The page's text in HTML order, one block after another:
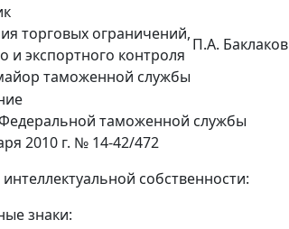
торговых ограничений,
и экспортного контроля
таможенной службы
П.А. Баклаков
таможенной службы
2010 г. № 14-42/472
собственности:
знаки: